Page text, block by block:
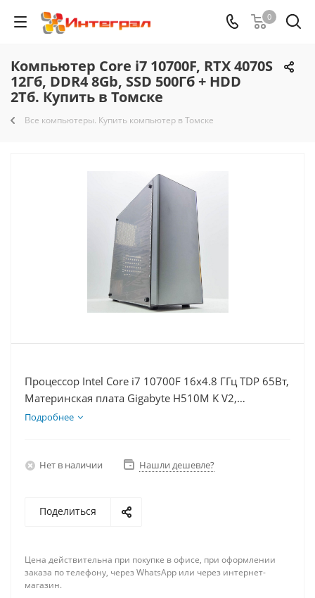
0
Компьютер Core i7 10700F, RTX 4070S
12Гб, DDR4 8Gb, SSD 500Гб + HDD
2Тб. Купить в Томске
Все компьютеры. Купить компьютер в Томске
Процессор Intel Core i7 10700F 16x4.8 ГГц TDP 65Вт,
Материнская плата Gigabyte H510M K V2,
Видеокарта RTX 4070S 12Гб, Память DDR4 8Gb,
Подробнее
Нет в наличии Нашли дешевле?
Поделиться
Цена действительна при покупке в офисе, при оформлении
заказа по телефону, через WhatsApp или через интернет-
магазин.